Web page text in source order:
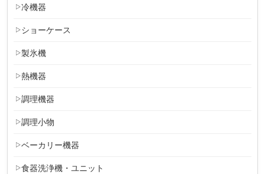
冷機器
ショーケース
製氷機
熱機器
調理機器
調理小物
ベーカリー機器
食器洗浄機・ユニット